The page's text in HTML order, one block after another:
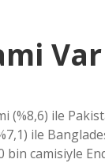
Var
(%8,6) ile
ile
camisiyle